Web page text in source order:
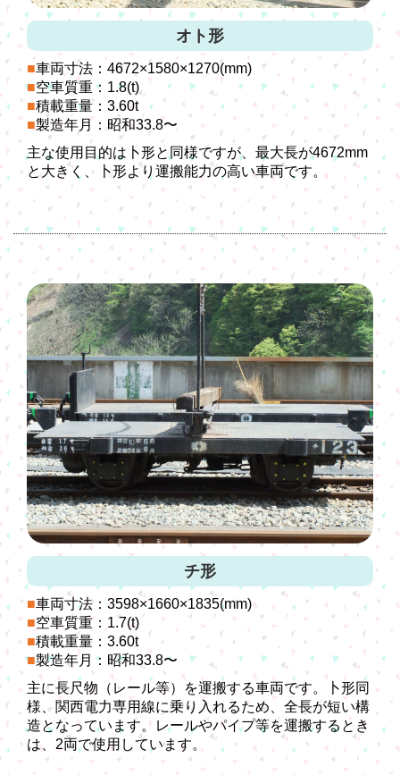
オト形
車両寸法：4672×1580×1270(mm)
空車質重：1.8(t)
積載重量：3.60t
製造年月：昭和33.8〜
主な使用目的は卜形と同様ですが、最大長が4672mm
と大きく、卜形より運搬能力の高い車両です。
チ形
車両寸法：3598×1660×1835(mm)
空車質重：1.7(t)
積載重量：3.60t
製造年月：昭和33.8〜
主に長尺物（レール等）を運搬する車両です。卜形同
様、関西電力専用線に乗り入れるため、全長が短い構
造となっています。レールやパイプ等を運搬するとき
は、2両で使用しています。